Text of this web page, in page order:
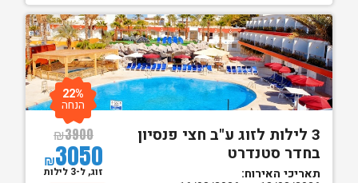
3 לילות לזוג ע"ב חצי פנסיון
בחדר סטנדרט
תאריכי האירוח:
₪3900
₪3050
22%
הנחה
זוג, ל-3 לילות